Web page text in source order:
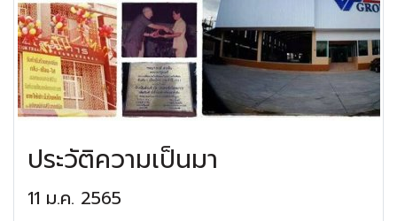
ประวัติความเป็นมา
11 ม.ค. 2565